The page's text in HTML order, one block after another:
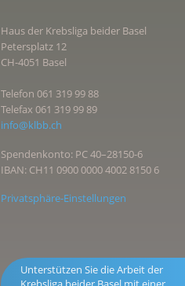
Haus der Krebsliga beider Basel
Petersplatz 12
CH-4051 Basel
Telefon 061 319 99 88
Telefax 061 319 99 89
info@klbb.ch
Spendenkonto: PC 40–28150-6
IBAN: CH11 0900 0000 4002 8150 6
Privatsphäre-Einstellungen
Unterstützen Sie die Arbeit der